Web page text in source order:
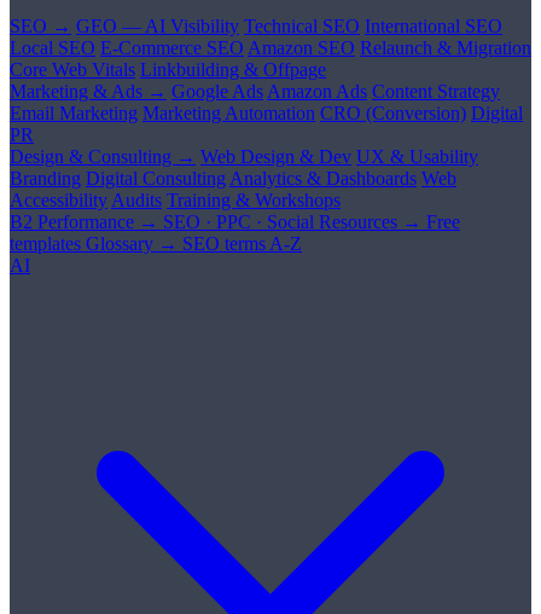
SEO → GEO — AI Visibility Technical SEO International SEO
Local SEO E-Commerce SEO Amazon SEO Relaunch & Migration
Core Web Vitals Linkbuilding & Offpage
Marketing & Ads → Google Ads Amazon Ads Content Strategy
Email Marketing Marketing Automation CRO (Conversion) Digital
PR
Design & Consulting → Web Design & Dev UX & Usability
Branding Digital Consulting Analytics & Dashboards Web
Accessibility Audits Training & Workshops
B2 Performance → SEO · PPC · Social Resources → Free
templates Glossary → SEO terms A-Z
AI